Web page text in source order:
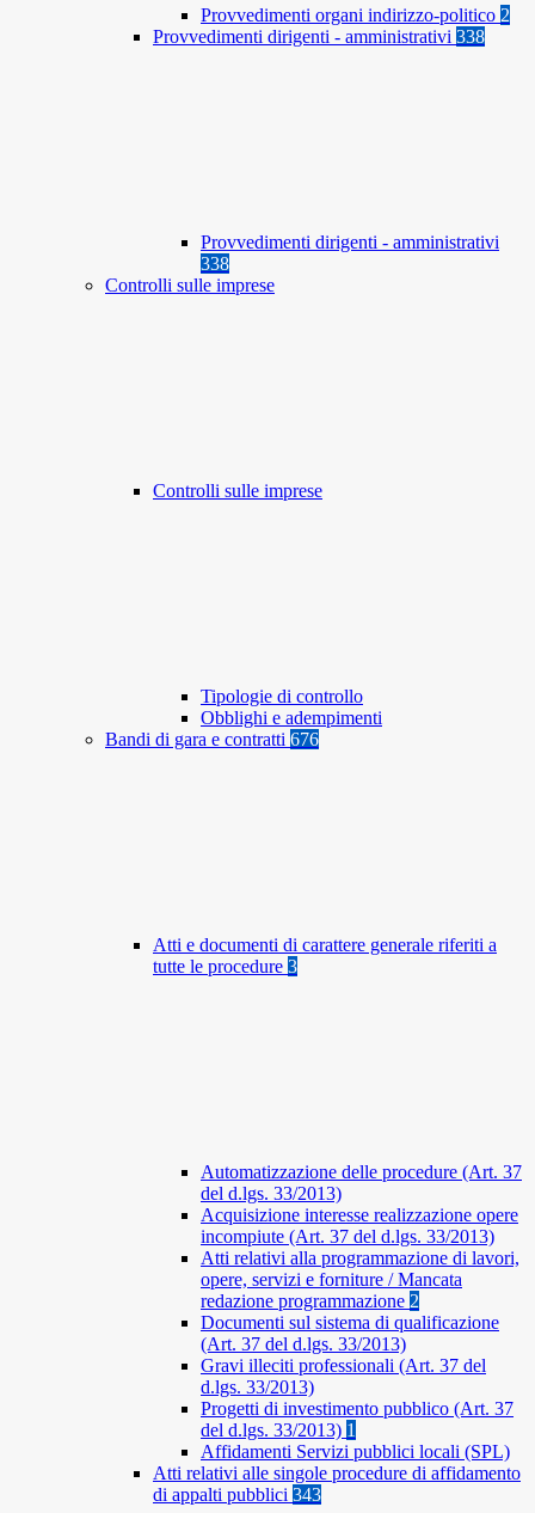
Provvedimenti organi indirizzo-politico 2
Provvedimenti dirigenti - amministrativi 338
Provvedimenti dirigenti - amministrativi
338
Controlli sulle imprese
Controlli sulle imprese
Tipologie di controllo
Obblighi e adempimenti
Bandi di gara e contratti 676
Atti e documenti di carattere generale riferiti a
tutte le procedure 3
Automatizzazione delle procedure (Art. 37
del d.lgs. 33/2013)
Acquisizione interesse realizzazione opere
incompiute (Art. 37 del d.lgs. 33/2013)
Atti relativi alla programmazione di lavori,
opere, servizi e forniture / Mancata
redazione programmazione 2
Documenti sul sistema di qualificazione
(Art. 37 del d.lgs. 33/2013)
Gravi illeciti professionali (Art. 37 del
d.lgs. 33/2013)
Progetti di investimento pubblico (Art. 37
del d.lgs. 33/2013) 1
Affidamenti Servizi pubblici locali (SPL)
Atti relativi alle singole procedure di affidamento
di appalti pubblici 343